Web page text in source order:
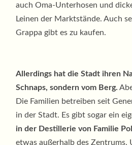
auch Oma-Unterhosen und
Leinen der Marktstände. Auch
Grappa gibt es zu kaufen.
Allerdings hat die Stadt ihren
Schnaps, sondern vom Berg.
Die Familien betreiben seit
in der Stadt. Es gibt sogar ein
in der Destillerie von Familie
etwas außerhalb des Zentrums.